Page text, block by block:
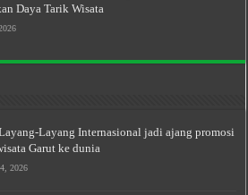
Daya Tarik Wisata
Layang Internasional jadi ajang promosi
Garut ke dunia
2026